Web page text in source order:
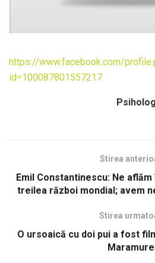
https://www.facebook.com/
id=100087801557217
Stirea
Emil Constantinescu: Ne
treilea război mondial; avem
Stirea
O ursoaică cu doi pui a fost